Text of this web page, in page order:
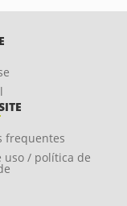
frequentes
uso / política de